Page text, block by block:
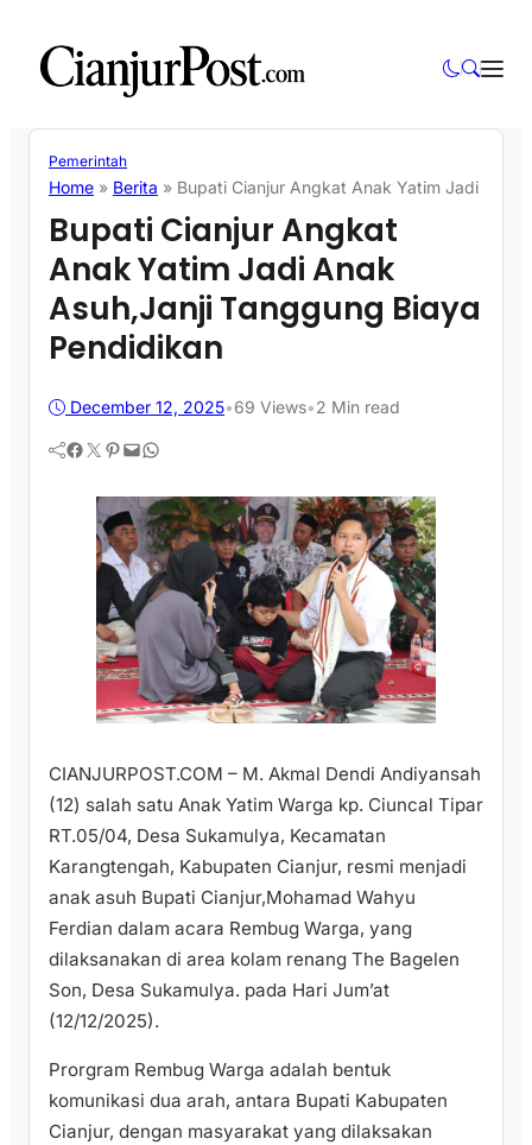
Pemerintah
Home » Berita » Bupati Cianjur Angkat Anak Yatim Jadi
Bupati Cianjur Angkat
Anak Yatim Jadi Anak
Asuh,Janji Tanggung Biaya
Pendidikan
December 12, 2025•69 Views•2 Min read
Facebook Twitter Pinterest Mail WhatsApp
CIANJURPOST.COM – M. Akmal Dendi Andiyansah
(12) salah satu Anak Yatim Warga kp. Ciuncal Tipar
RT.05/04, Desa Sukamulya, Kecamatan
Karangtengah, Kabupaten Cianjur, resmi menjadi
anak asuh Bupati Cianjur,Mohamad Wahyu
Ferdian dalam acara Rembug Warga, yang
dilaksanakan di area kolam renang The Bagelen
Son, Desa Sukamulya. pada Hari Jum’at
(12/12/2025).
Prorgram Rembug Warga adalah bentuk
komunikasi dua arah, antara Bupati Kabupaten
Cianjur, dengan masyarakat yang dilaksakan